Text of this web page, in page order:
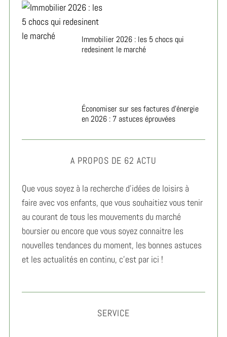
Immobilier 2026 : les 5 chocs qui
redesinent le marché
Économiser sur ses factures d’énergie
en 2026 : 7 astuces éprouvées
A PROPOS DE 62 ACTU
Que vous soyez à la recherche d’idées de loisirs à
faire avec vos enfants, que vous souhaitiez vous tenir
au courant de tous les mouvements du marché
boursier ou encore que vous soyez connaitre les
nouvelles tendances du moment, les bonnes astuces
et les actualités en continu, c’est par ici !
SERVICE